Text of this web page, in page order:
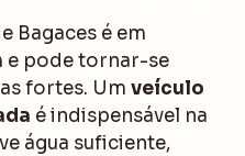
Bagaces é em
e pode tornar-se
fortes. Um veículo
é indispensável na
água suficiente,